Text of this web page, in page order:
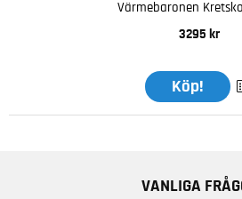
Värmebaronen
3295 kr
Köp!
VANLIGA